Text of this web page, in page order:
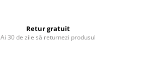
Retur gratuit
Ai 30 de zile să returnezi produsul